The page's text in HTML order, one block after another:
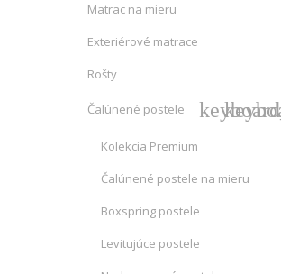
Matrac na mieru
Exteriérové matrace
Rošty
Čalúnené postele
Kolekcia Premium
Čalúnené postele na mieru
Boxspring postele
Levitujúce postele